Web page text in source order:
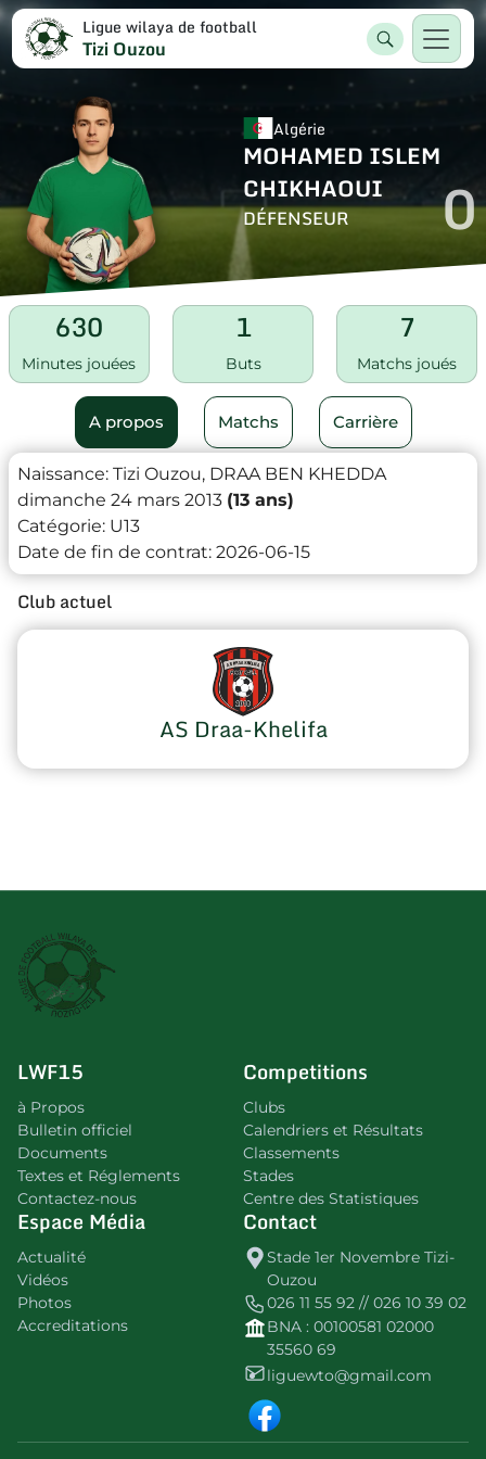
Ligue wilaya de football
Tizi Ouzou
Algérie
MOHAMED ISLEM
CHIKHAOUI
DÉFENSEUR 0
630
Minutes jouées
1
Buts
7
Matchs joués
A propos Matchs Carrière
Naissance: Tizi Ouzou, DRAA BEN KHEDDA
dimanche 24 mars 2013 (13 ans)
Catégorie: U13
Date de fin de contrat: 2026-06-15
Club actuel
AS Draa-Khelifa
LWF15
à Propos
Bulletin officiel
Documents
Textes et Réglements
Contactez-nous
Competitions
Clubs
Calendriers et Résultats
Classements
Stades
Centre des Statistiques
Espace Média
Actualité
Vidéos
Photos
Accreditations
Contact
Stade 1er Novembre Tizi-
Ouzou
026 11 55 92 // 026 10 39 02
BNA : 00100581 02000
35560 69
liguewto@gmail.com